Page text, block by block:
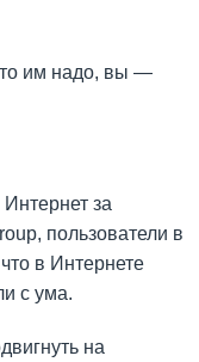
им надо, вы —
за
пользователи в
в Интернете
с ума.
на